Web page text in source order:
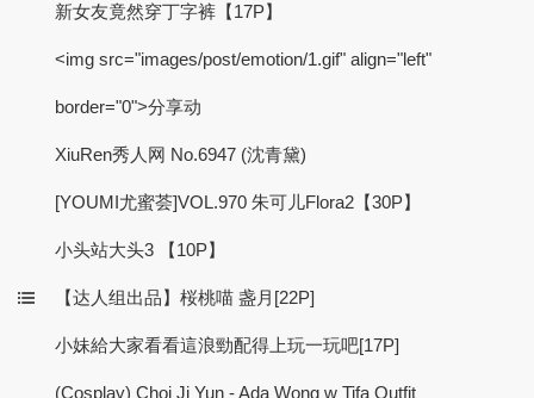
新女友竟然穿丁字裤【17P】
<img src="images/post/emotion/1.gif" align="left"
border="0">分享动
XiuRen秀人网 No.6947 (沈青黛)
[YOUMI尤蜜荟]VOL.970 朱可儿Flora2【30P】
小头站大头3 【10P】
【达人组出品】桜桃喵 盏月[22P]
小妹給大家看看這浪勁配得上玩一玩吧[17P]
(Cosplay) Choi Ji Yun - Ada Wong w Tifa Outfit